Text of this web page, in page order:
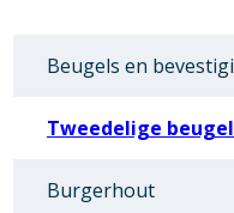
Beugels en
Tweedelige beugel
Burgerhout